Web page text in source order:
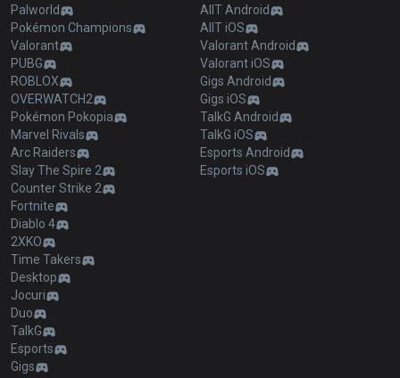
Palworld
Pokémon Champions
Valorant
PUBG
ROBLOX
OVERWATCH2
Pokémon Pokopia
Marvel Rivals
Arc Raiders
Slay The Spire 2
Counter Strike 2
Fortnite
Diablo 4
2XKO
Time Takers
Desktop
Jocuri
Duo
TalkG
Esports
Gigs
AllT Android
AllT iOS
Valorant Android
Valorant iOS
Gigs Android
Gigs iOS
TalkG Android
TalkG iOS
Esports Android
Esports iOS